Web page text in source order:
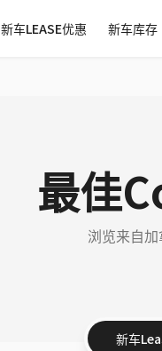
新车LEASE优惠 新车库存
最佳
浏览来自
新车